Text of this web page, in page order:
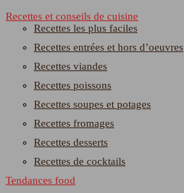
Recettes et conseils de cuisine
Recettes les plus faciles
Recettes entrées et hors d’oeuvres
Recettes viandes
Recettes poissons
Recettes soupes et potages
Recettes fromages
Recettes desserts
Recettes de cocktails
Tendances food